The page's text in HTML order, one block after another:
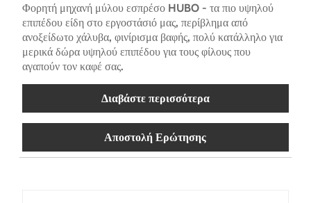
Φορητή μηχανή μύλου εσπρέσο HUBO - τα πιο υψηλού
επιπέδου είδη στο εργοστάσιό μας, περίβλημα από
ανοξείδωτο χάλυβα, φινίρισμα βαφής, πολύ κατάλληλο για
μερικά δώρα υψηλού επιπέδου για τους φίλους που
αγαπούν τον καφέ σας.
Διαβάστε περισσότερα
Αποστολή Ερώτησης